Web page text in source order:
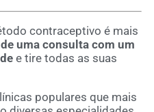
contraceptivo é mais
uma consulta com um
e tire todas as suas
populares que mais